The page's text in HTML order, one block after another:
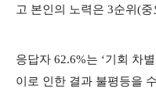
고 본인의 노력은 3순위(
응답자 62.6%는 ‘기회 차
이로 인한 결과 불평등을